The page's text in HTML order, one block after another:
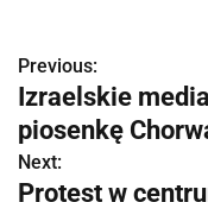
N
a
w
Previous:
Izraelskie
piosenkę
Next:
Protest w